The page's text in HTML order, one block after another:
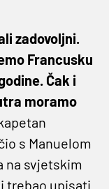
zadovoljni.
Francusku
Čak i
moramo
s Manuelom
na svjetskim
trebao upisati